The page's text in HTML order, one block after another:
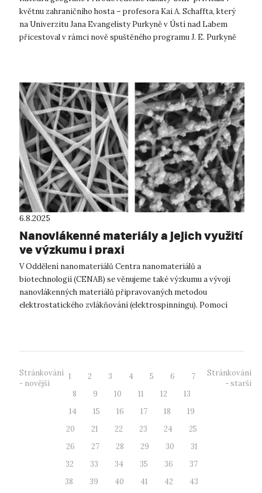
květnu zahraničního hosta – profesora Kai A. Schaffta, který
na Univerzitu Jana Evangelisty Purkyně v Ústí nad Labem
přicestoval v rámci nově spuštěného programu J. E. Purkyně
6.8.2025
Nanovlákenné materiály a jejich využití
ve výzkumu i praxi
V Oddělení nanomateriálů Centra nanomateriálů a
biotechnologií (CENAB) se věnujeme také výzkumu a vývoji
nanovlákenných materiálů připravovaných metodou
elektrostatického zvlákňování (elektrospinningu). Pomocí
Stránkování
- novější
1 2 3 4 5 6
7
8
9 10 11 12
13
14
15 16 17 18
19
20
21 22 23 24
25
26
27 28 29 30
31
32
33 34 35 36
37
38
39 40 41 42
43
Stránkování
- starší